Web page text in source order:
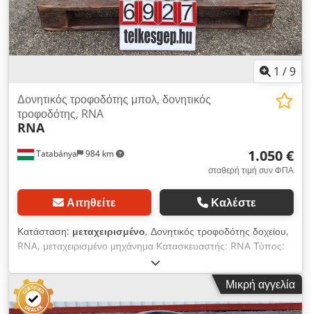
condition
1 /9
Tatabánya 984 km
Δονητικός τροφοδότης μπολ, δονητικός
τροφοδότης, RNA
RNA
1.050 €
σταθερή τιμή συν ΦΠΑ
Αιτηθείτε Καλέστε
Κατάσταση: μεταχειρισμένο, Δονητικός τροφοδότης δοχείου,
RNA, μεταχειρισμένο μηχάνημα Κατασκευαστής: RNA Τύπος:
— Συνολικές διαστάσεις: Πλάτος: 750 mm Βάθος: 680 mm
Dksdpfxeyn Rntj Aafjr Ύψος: 450 mm Ηλεκτρικά στοιχεία:
230V; 6A; 50Hz Διάμετρος δοχείου: 350–640 mmΜικρή αγγελία